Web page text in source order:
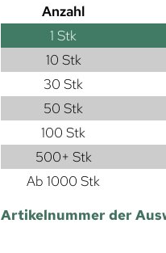
Anzahl
1 Stk
10 Stk
30 Stk
50 Stk
100 Stk
500+ Stk
Ab 1000 Stk
Artikelnummer der